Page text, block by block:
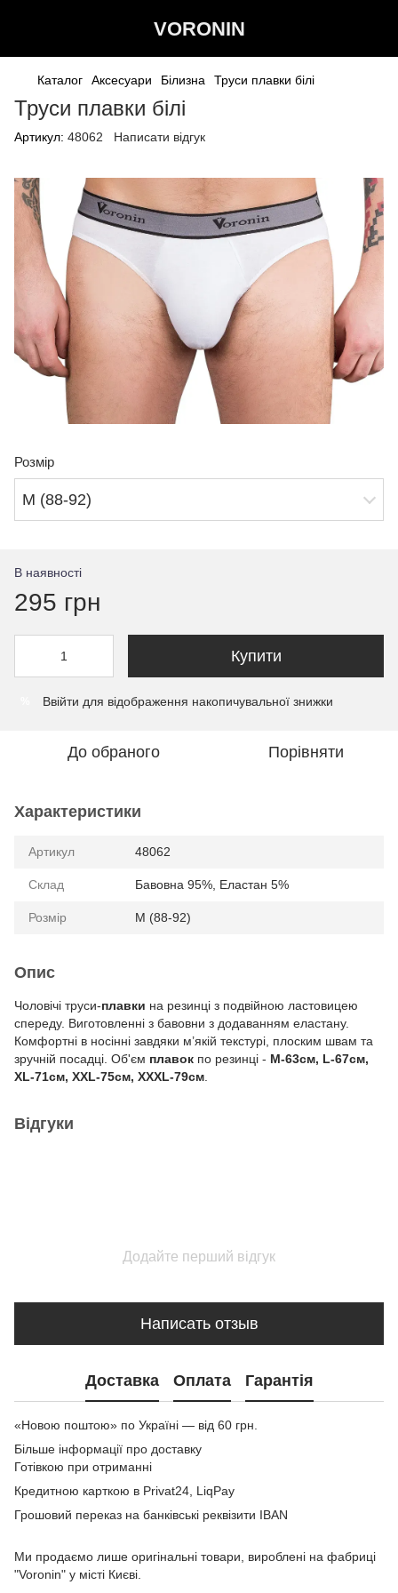
VORONIN
Каталог Аксесуари Білизна Труси плавки білі
Труси плавки білі
Артикул: 48062 Написати відгук
Розмір
М (88-92)
В наявності
295 грн
Купити
Ввійти для відображення накопичувальної знижки
До обраного Порівняти
Характеристики
Артикул 48062
Склад Бавовна 95%, Еластан 5%
Розмір М (88-92)
Опис
Чоловічі труси-плавки на резинці з подвійною ластовицею
спереду. Виготовленні з бавовни з додаванням еластану.
Комфортні в носінні завдяки м’якій текстурі, плоским швам та
зручній посадці. Об'єм плавок по резинці - М-63см, L-67см,
XL-71см, XXL-75см, XXXL-79см.
Відгуки
Додайте перший відгук
Написать отзыв
Доставка Оплата Гарантія
«Новою поштою» по Україні — від 60 грн.
Більше інформації про доставку
Готівкою при отриманні
Кредитною карткою в Privat24, LiqPay
Грошовий переказ на банківські реквізити IBAN
Ми продаємо лише оригінальні товари, вироблені на фабриці
"Voronin" у місті Києві.